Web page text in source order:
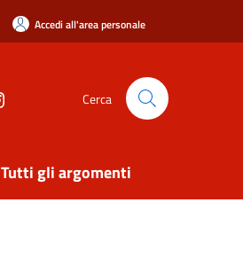
Accedi all'area personale
Cerca
Tutti gli argomenti